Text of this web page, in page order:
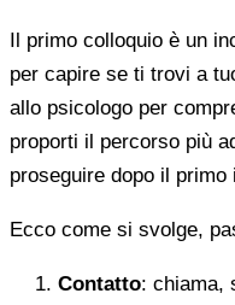
Il primo colloquio è un
per capire se ti trovi a
allo psicologo per
proporti il percorso più
proseguire dopo il primo
Ecco come si svolge,
Contatto: chiama,